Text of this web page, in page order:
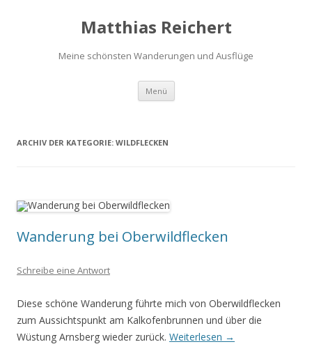
Matthias Reichert
Meine schönsten Wanderungen und Ausflüge
Menü Zum
springen
ARCHIV DER KATEGORIE: WILDFLECKEN
Wanderung bei Oberwildflecken
Schreibe eine Antwort
Diese schöne Wanderung führte mich von Oberwildflecken
zum Aussichtspunkt am Kalkofenbrunnen und über die
Wüstung Arnsberg wieder zurück. Weiterlesen →